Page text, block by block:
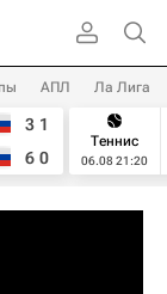
АПЛ Ла Лига
3 1
6 0
Теннис
06.08 21:20